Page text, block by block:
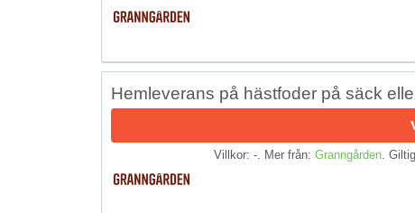
Hemleverans på hästfoder på säck
Villkor: -. Mer från: Granngården .